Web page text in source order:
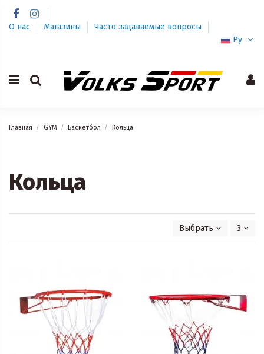
О нас Магазины
Часто задаваемые вопросы
Ру
Главная GYM Баскетбол Кольца
Кольца
Выбрать 3